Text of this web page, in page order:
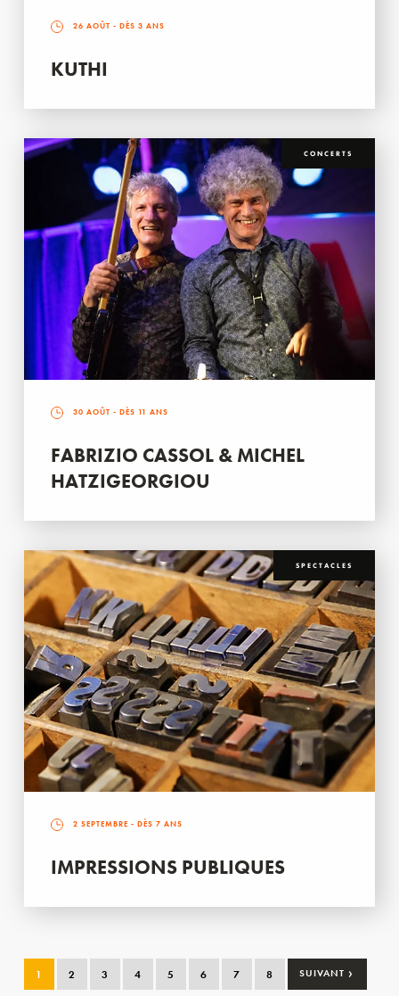
26 AOÛT - DÈS 3 ANS
KUTHI
CONCERTS
30 AOÛT - DÈS 11 ANS
FABRIZIO CASSOL & MICHEL
HATZIGEORGIOU
SPECTACLES
2 SEPTEMBRE - DÈS 7 ANS
IMPRESSIONS PUBLIQUES
1 2 3 4 5 6 7 8 SUIVANT ›